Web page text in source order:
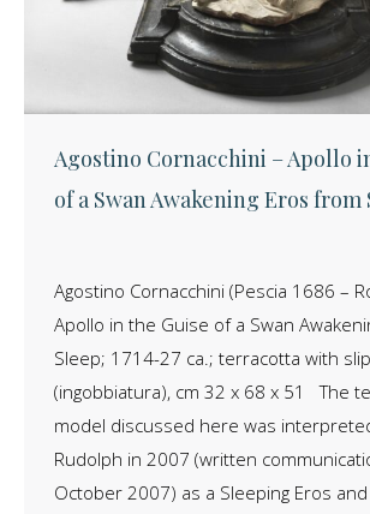
Agostino Cornacchini – Apollo
of a Swan Awakening Eros from
Agostino Cornacchini (Pescia 1686 –
Apollo in the Guise of a Swan
Sleep; 1714-27 ca.; terracotta with
(ingobbiatura), cm 32 x 68 x 51 The
model discussed here was
Rudolph in 2007 (written
October 2007) as a Sleeping Eros